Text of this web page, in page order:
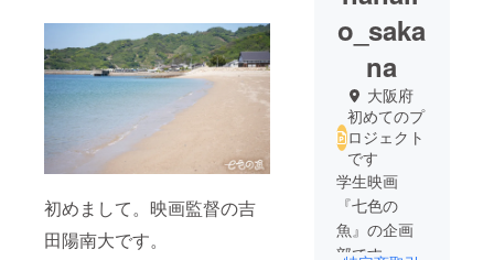
初めまして。映画監督の吉
田陽南大です。
o_saka
na
大阪府
初めてのプ
ロジェクト
です
学生映画
『七色の
魚』の企画
部です。